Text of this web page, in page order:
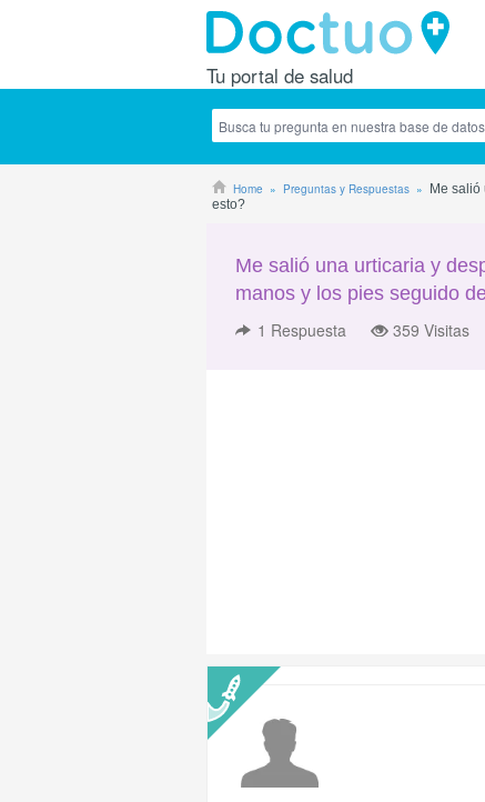
Tu portal de salud
Home Preguntas y Respuestas
Me
esto?
Me salió una urticaria y
manos y los pies seguido
1 Respuesta 359 Visitas